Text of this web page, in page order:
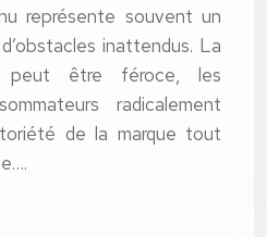
représente souvent un
inattendus. La
peut être féroce, les
radicalement
de la marque tout